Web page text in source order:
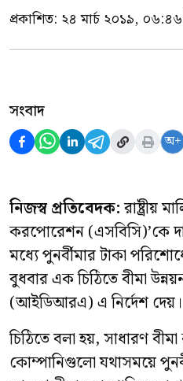
প্রকাশিত: ২৪ মার্চ ২০১৯,
সংবাদ
অ+
নিজস্ব প্রতিবেদক:রাষ্ট্রীয়
করপোরেশন (এসবিসি)’কে
মধ্যে পুনর্বীমার টাকা
বুধবার এক চিঠিতে বীমা
(আইডিআরএ) এ নির্দেশ দেয়।
চিঠিতে বলা হয়, সাধারণ
কোম্পানিগুলো যথাসময়ে